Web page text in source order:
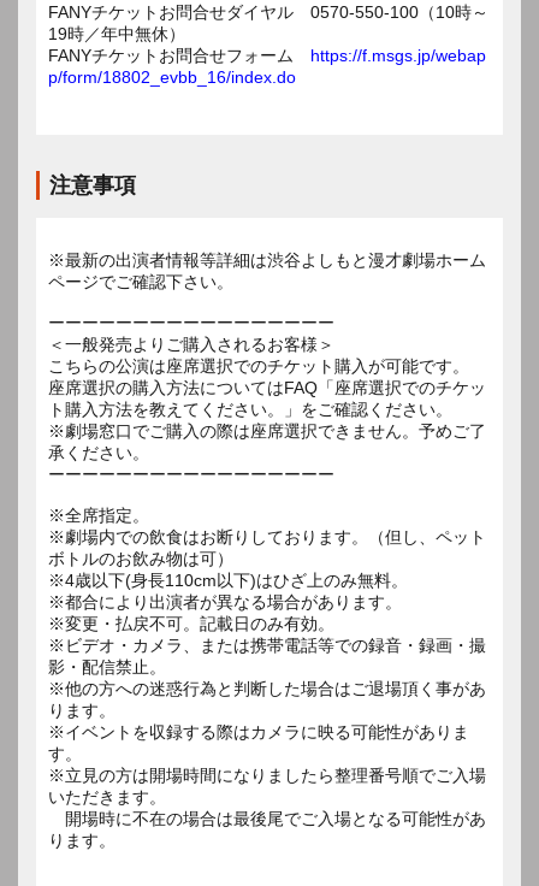
FANYチケットお問合せダイヤル 0570-550-100（10時～
19時／年中無休）
FANYチケットお問合せフォーム https://f.msgs.jp/webap
p/form/18802_evbb_16/index.do
注意事項
※最新の出演者情報等詳細は渋谷よしもと漫才劇場ホーム
ページでご確認下さい。
ーーーーーーーーーーーーーーーーー
＜一般発売よりご購入されるお客様＞
こちらの公演は座席選択でのチケット購入が可能です。
座席選択の購入方法についてはFAQ「座席選択でのチケッ
ト購入方法を教えてください。」をご確認ください。
※劇場窓口でご購入の際は座席選択できません。予めご了
承ください。
ーーーーーーーーーーーーーーーーー
※全席指定。
※劇場内での飲食はお断りしております。（但し、ペット
ボトルのお飲み物は可）
※4歳以下(身長110cm以下)はひざ上のみ無料。
※都合により出演者が異なる場合があります。
※変更・払戻不可。記載日のみ有効。
※ビデオ・カメラ、または携帯電話等での録音・録画・撮
影・配信禁止。
※他の方への迷惑行為と判断した場合はご退場頂く事があ
ります。
※イベントを収録する際はカメラに映る可能性がありま
す。
※立見の方は開場時間になりましたら整理番号順でご入場
いただきます。
開場時に不在の場合は最後尾でご入場となる可能性があ
ります。